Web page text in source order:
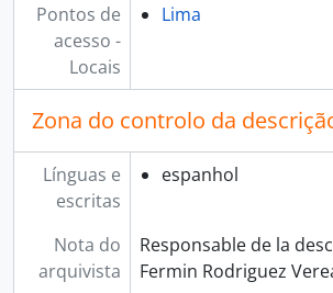
Pontos de
acesso -
Locais
Lima
Zona do controlo da
Línguas e
escritas
espanhol
Nota do
arquivista
Responsable de la
Fermin Rodriguez